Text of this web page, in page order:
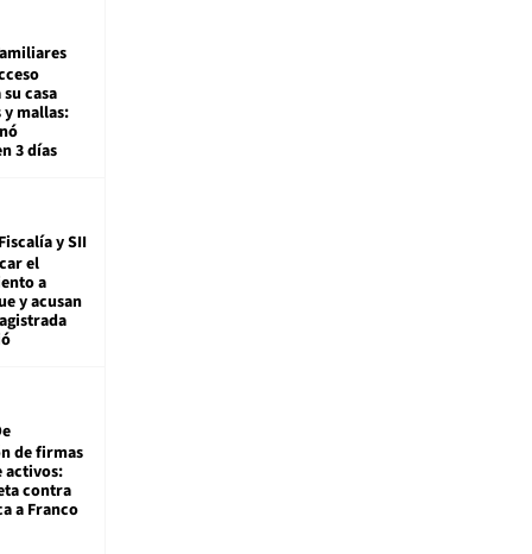
casa
mallas:
3 días
Fiscalía y SII
el
a
y acusan
de firmas
activos:
contra
a Franco